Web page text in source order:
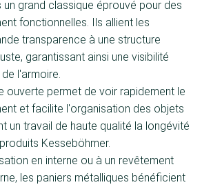
un grand classique éprouvé pour des
fonctionnelles. Ils allient les
transparence à une structure
garantissant ainsi une visibilité
l'armoire.
ouverte permet de voir rapidement le
et facilite l'organisation des objets
un travail de haute qualité la longévité
Kesseböhmer.
en interne ou à un revêtement
les paniers métalliques bénéficient